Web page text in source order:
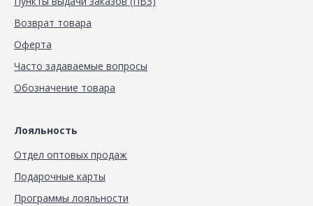
Возврат товара
Оферта
Часто задаваемые вопросы
Обозначение товара
Лояльность
Отдел оптовых продаж
Подарочные карты
Программы лояльности